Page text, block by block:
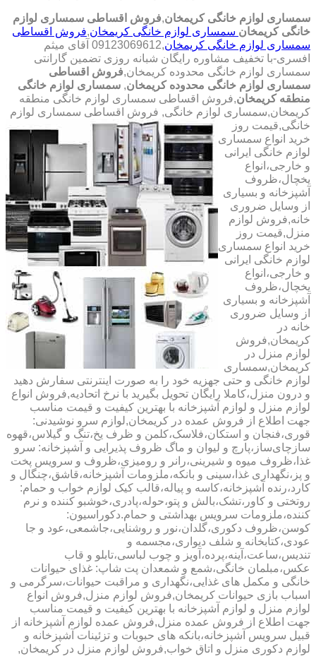
سمساری لوازم خانگی کریمخان,فروش اقساطی سمساری لوازم
خانگی کریمخان سمساری لوازم خانگی کریمخان,فروش اقساطی
سمساری لوازم خانگی کریمخان
,09123069612 آقای میثم
افسری-با تخفیف مشاوره رایگان شبانه روزی تضمین گارانتی
سمساری لوازم خانگی محدوده کریمخان,فروش اقساطی
سمساری لوازم خانگی محدوده کریمخان, سمساری لوازم خانگی
منطقه کریمخان,فروش اقساطی سمساری لوازم خانگی منطقه
کریمخان,سمساری لوازم خانگی, فروش اقساطی سمساری لوازم
خانگی,قیمت روز
خرید انواع سمساری
لوازم خانگی ایرانی
و خارجی،انواع
یخچال،ظروف
آشپزخانه و بسیاری
از وسایل ضروری
خانه,فروش لوازم
منزل,قیمت روز
خرید انواع سمساری
لوازم خانگی ایرانی
و خارجی،انواع
یخچال،ظروف
آشپزخانه و بسیاری
از وسایل ضروری
خانه در
کریمخان,فروش
لوازم منزل در
کریمخان,سمساری
لوازم خانگی و حتی جهزیه خود را به صورت اینترنتی سفارش دهید
و درون منزل،کاملا رایگان تحویل بگیرید با نرخ اتحادیه,فروش انواع
لوازم منزل و لوازم آشپزخانه با بهترین کیفیت و قیمت مناسب
جهت اطلاع از فروش عمده در کریمخان,لوازم سرو نوشیدنی:
قوری،فنجان و استکان،فلاسک،کلمن و ظرف یخ،تنگ و گیلاس،قهوه
سازچای‌ساز،پارچ و لیوان و ماگ ظروف پذیرایی و آشپزخانه: سرو
غذا،ظروف میوه و شیرینی،رانر و رومیزی،ظروف و سرویس پخت
و پز،نگهداری غذا،سینی و بانکه،ملزومات آشپزخانه،قاشق،چنگال و
کارد،رنده آشپزخانه،کاسه و پیاله،قالب کیک لوازم خواب و حمام:
روتختی و کاور،تشک،بالش و پتو،حوله،پادری،خوشبو کننده و نرم
کننده،ملزومات سرویس بهداشتی و حمام.دکوراسیون:
کوسن،ظروف دکوری،گلدان،نور و روشنایی،جاشمعی،عود و جا
عودی،کتابخانه و شلف دیواری،مجسمه و
تندیس،ساعت،آینه،پرده،آویز و چوب لباسی،تابلو و قاب
عکس،مبلمان خانگی،شمع و شمعدان پت شاپ: غذای حیوانات
خانگی و مکمل های غذایی،نگهداری و مراقبت حیوانات،سرگرمی و
اسباب بازی حیوانات کریمخان,فروش لوازم منزل,فروش انواع
لوازم منزل و لوازم آشپزخانه با بهترین کیفیت و قیمت مناسب
جهت اطلاع از فروش عمده منزل,فروش عمده لوازم آشپزخانه از
قبیل سرویس آشپزخانه،بانکه های حبوبات و تزئینات آشپزخانه و
لوازم دکوری منزل و اتاق خواب,فروش لوازم منزل در کریمخان,